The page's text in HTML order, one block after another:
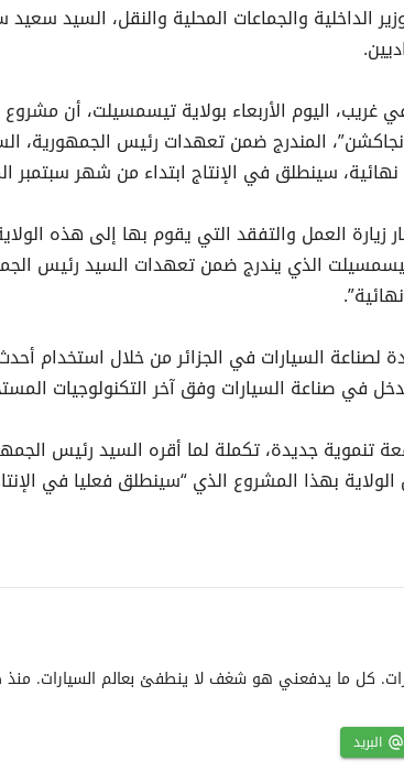
الداخلية والجماعات المحلية والنقل، السيد سعيد
غريب، اليوم الأربعاء بولاية تيسمسيلت، أن
المندرج ضمن تعهدات رئيس الجمهورية،
سينطلق في الإنتاج ابتداء من شهر سبتمبر
العمل والتفقد التي يقوم بها إلى هذه
الذي يندرج ضمن تعهدات السيد رئيس
السيارات في الجزائر من خلال استخدام أحدث
في صناعة السيارات وفق آخر التكنولوجيات
تنموية جديدة، تكملة لما أقره السيد رئيس
بهذا المشروع الذي “سينطلق فعليا في
كل ما يدفعني هو شغف لا ينطفئ بعالم السيارات. منذ
البريد